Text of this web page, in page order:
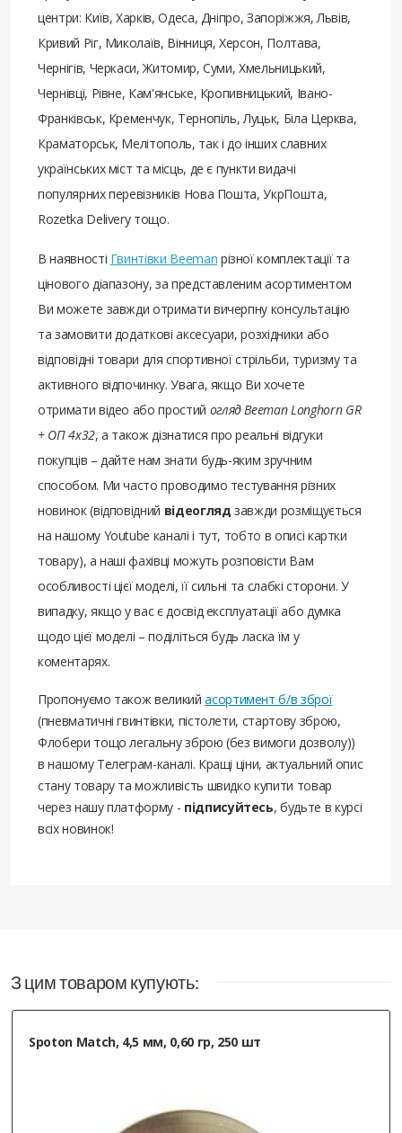
центри: Київ, Харків, Одеса, Дніпро, Запоріжжя, Львів,
Кривий Ріг, Миколаїв, Вінниця, Херсон, Полтава,
Чернігів, Черкаси, Житомир, Суми, Хмельницький,
Чернівці, Рівне, Кам'янське, Кропивницький, Івано-
Франківськ, Кременчук, Тернопіль, Луцьк, Біла Церква,
Краматорськ, Мелітополь, так і до інших славних
українських міст та місць, де є пункти видачі
популярних перевізників Нова Пошта, УкрПошта,
Rozetka Delivery тощо.
В наявності Гвинтівки Beeman різної комплектації та
цінового діапазону, за представленим асортиментом
Ви можете завжди отримати вичерпну консультацію
та замовити додаткові аксесуари, розхідники або
відповідні товари для спортивної стрільби, туризму та
активного відпочинку. Увага, якщо Ви хочете
отримати відео або простий огляд Beeman Longhorn GR
+ ОП 4x32, а також дізнатися про реальні відгуки
покупців – дайте нам знати будь-яким зручним
способом. Ми часто проводимо тестування різних
новинок (відповідний відеогляд завжди розміщується
на нашому Youtube каналі і тут, тобто в описі картки
товару), а наші фахівці можуть розповісти Вам
особливості цієї моделі, її сильні та слабкі сторони. У
випадку, якщо у вас є досвід експлуатації або думка
щодо цієї моделі – поділіться будь ласка їм у
коментарях.
Пропонуємо також великийасортимент б/в зброї
(пневматичні гвинтівки, пістолети, стартову зброю,
Флобери тощо легальну зброю (без вимоги дозволу))
в нашому Телеграм-каналі. Кращі ціни, актуальний опис
стану товару та можливість швидко купити товар
через нашу платформу - підписуйтесь, будьте в курсі
всіх новинок!
11.01.2021
Покупець , Харьков
З цим товаром купують:
Spoton Match, 4,5 мм, 0,60 гр, 250 шт